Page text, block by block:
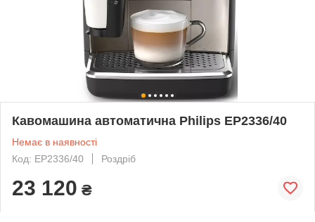
Кавомашина автоматична Philips EP2336/40
Немає в наявності
Код: EP2336/40
Роздріб
23 120 ₴